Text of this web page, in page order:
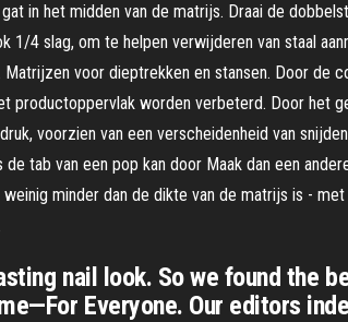
in het midden van de matrijs. Draai de
4 slag, om te helpen verwijderen van staal
voor dieptrekken en stansen. Door de
productoppervlak worden verbeterd. Door het
voorzien van een verscheidenheid van
tab van een pop kan door Maak dan een
minder dan de dikte van de matrijs is -
nail look. So we found the
Everyone. Our editors